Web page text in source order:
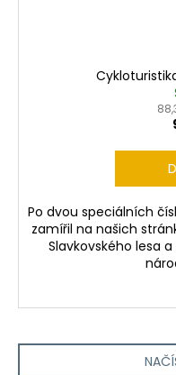
Po dvou speciálních
zamířil na našich
Slavkovského lesa